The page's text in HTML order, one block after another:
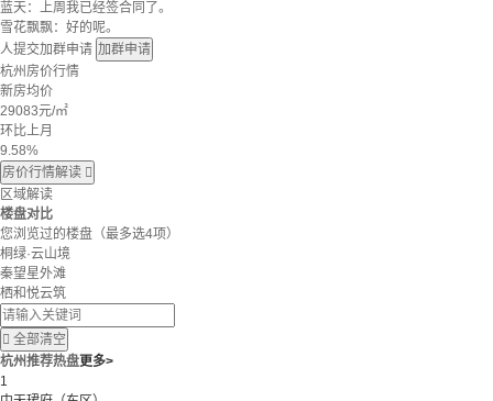
蓝天：上周我已经签合同了。
雪花飘飘：好的呢。
人提交加群申请 加群申请
杭州房价行情
新房均价
29083元/㎡
环比上月
9.58%
房价行情解读 
区域解读
楼盘对比
您浏览过的楼盘 （最多选4项）
桐绿·云山境
秦望星外滩
栖和悦云筑
 全部清空
杭州推荐热盘更多>
1